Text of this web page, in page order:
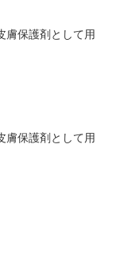
膚保護剤として用
膚保護剤として用